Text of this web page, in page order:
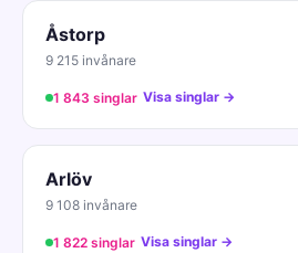
Åstorp
9 215 invånare
1 843 singlar Visa singlar →
Arlöv
9 108 invånare
1 822 singlar Visa singlar →